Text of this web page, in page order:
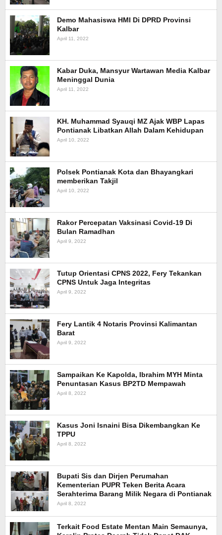
Demo Mahasiswa HMI Di DPRD Provinsi
Kalbar
April 11, 2022
Kabar Duka, Mansyur Wartawan Media Kalbar
Meninggal Dunia
April 11, 2022
KH. Muhammad Syauqi MZ Ajak WBP Lapas
Pontianak Libatkan Allah Dalam Kehidupan
April 10, 2022
Polsek Pontianak Kota dan Bhayangkari
memberikan Takjil
April 10, 2022
Rakor Percepatan Vaksinasi Covid-19 Di
Bulan Ramadhan
April 9, 2022
Tutup Orientasi CPNS 2022, Fery Tekankan
CPNS Untuk Jaga Integritas
April 9, 2022
Fery Lantik 4 Notaris Provinsi Kalimantan
Barat
April 9, 2022
Sampaikan Ke Kapolda, Ibrahim MYH Minta
Penuntasan Kasus BP2TD Mempawah
April 8, 2022
Kasus Joni Isnaini Bisa Dikembangkan Ke
TPPU
April 8, 2022
Bupati Sis dan Dirjen Perumahan
Kementerian PUPR Teken Berita Acara
Serahterima Barang Milik Negara di Pontianak
April 8, 2022
Terkait Food Estate Mentan Main Semaunya,